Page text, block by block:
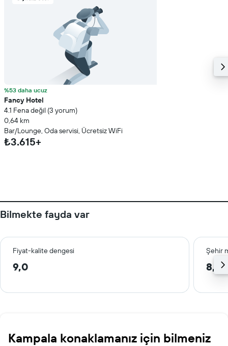
%53 daha ucuz
Fancy Hotel
4.1 Fena değil (3 yorum)
0,64 km
Bar/Lounge, Oda servisi, Ücretsiz WiFi
₺3.615+
Bilmekte fayda var
Fiyat-kalite dengesi Şehir
9,0 8,0
Kampala konaklamanız için bilmeniz